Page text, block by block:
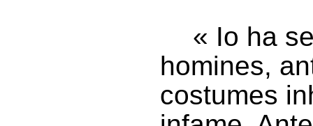
« Io ha
homines,
costumes